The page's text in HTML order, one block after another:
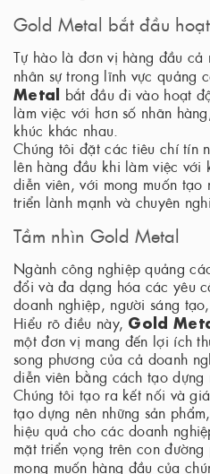
Gold Metal bắt đầu
Tự hào là đơn vị hàng đầu cả
nhân sự trong lĩnh vực quảng
Metal bắt đầu đi vào hoạt
làm việc với hơn số nhãn
khúc khác nhau.
Chúng tôi đặt các tiêu chí tín
lên hàng đầu khi làm việc với
diễn viên, với mong muốn tạo
triển lành mạnh và chuyên
Tầm nhìn Gold Metal
Ngành công nghiệp quảng
đổi và đa dạng hóa các yêu
doanh nghiệp, người sáng
Hiểu rõ điều này, Gold
một đơn vị mang đến lợi ích
song phương của cả doanh
diễn viên bằng cách tạo dựng
Chúng tôi tạo ra kết nối và
tạo dựng nên những sản
hiệu quả cho các doanh
mặt triển vọng trên con
mong muốn hàng đầu của